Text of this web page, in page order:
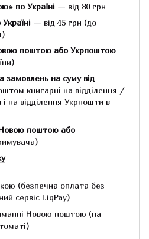
по Україні — від 80 грн
— від 45 грн (до
поштою або Укрпоштою
на суму від
книгарні на відділення /
на відділення Укрпошти в
поштою або
(безпечна оплата без
сервіс LiqPay)
Новою поштою (на